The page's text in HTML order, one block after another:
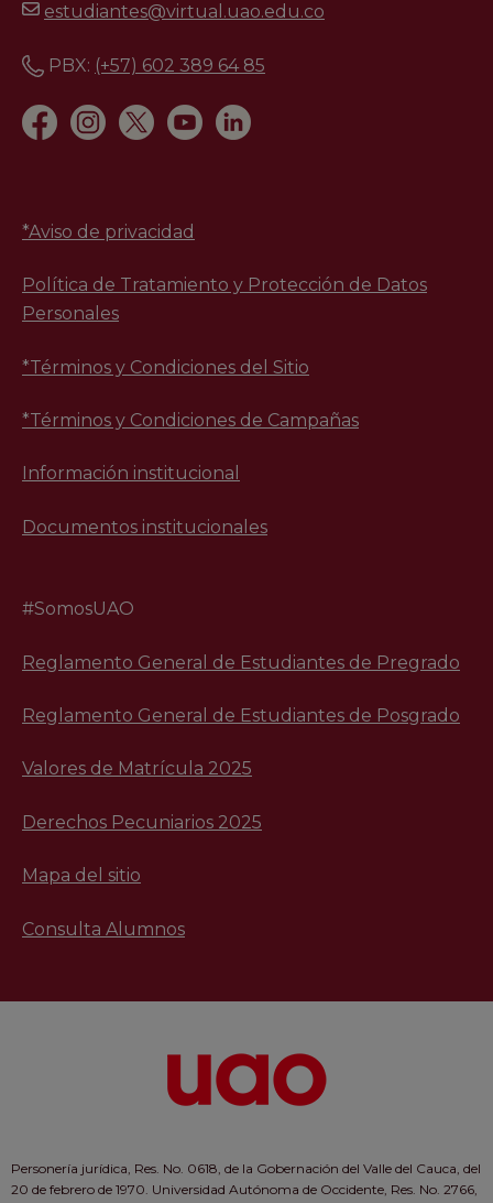
estudiantes@virtual.uao.edu.co
PBX: (+57) 602 389 64 85
*Aviso de privacidad
Política de Tratamiento y Protección de Datos
Personales
*Términos y Condiciones del Sitio
*Términos y Condiciones de Campañas
Información institucional
Documentos institucionales
#SomosUAO
Reglamento General de Estudiantes de Pregrado
Reglamento General de Estudiantes de Posgrado
Valores de Matrícula 2025
Derechos Pecuniarios 2025
Mapa del sitio
Consulta Alumnos
Personería jurídica, Res. No. 0618, de la Gobernación del Valle del Cauca, del
20 de febrero de 1970. Universidad Autónoma de Occidente, Res. No. 2766,